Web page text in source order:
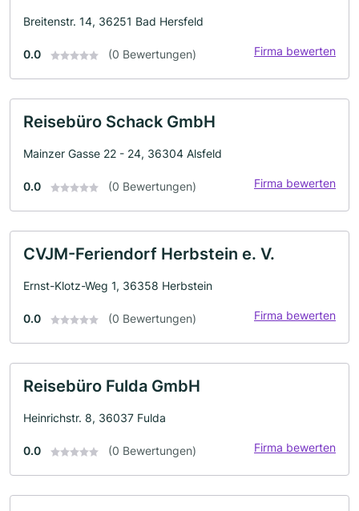
Breitenstr. 14, 36251 Bad Hersfeld
0.0 (0 Bewertungen) Firma bewerten
Reisebüro Schack GmbH
Mainzer Gasse 22 - 24, 36304 Alsfeld
0.0 (0 Bewertungen) Firma bewerten
CVJM-Feriendorf Herbstein e. V.
Ernst-Klotz-Weg 1, 36358 Herbstein
0.0 (0 Bewertungen) Firma bewerten
Reisebüro Fulda GmbH
Heinrichstr. 8, 36037 Fulda
0.0 (0 Bewertungen) Firma bewerten